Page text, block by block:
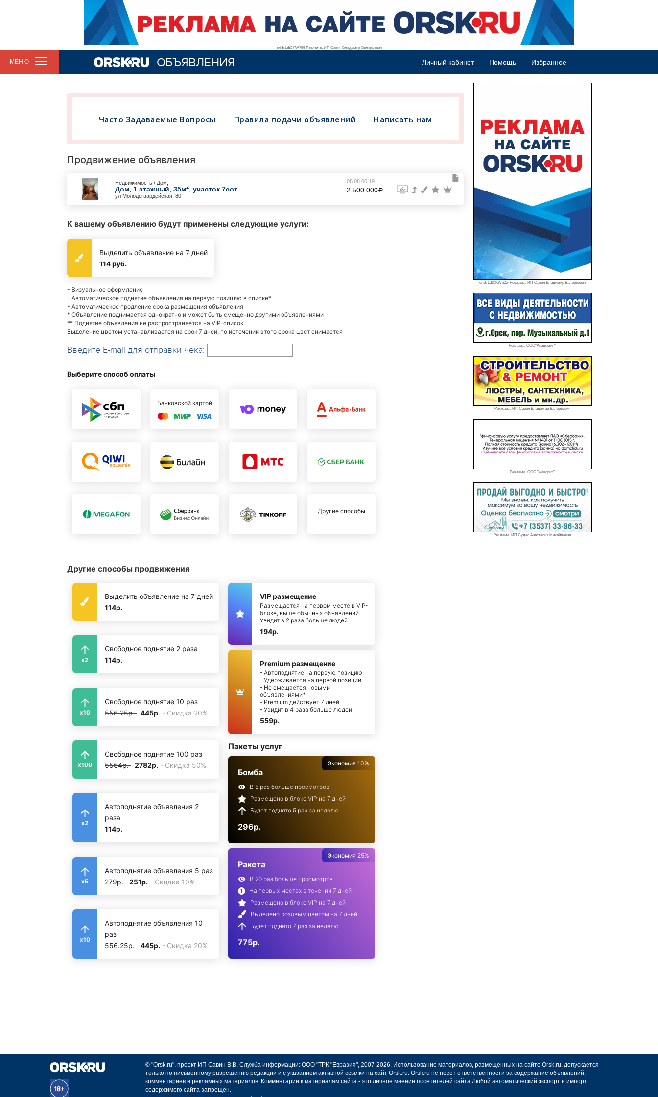
erid: LdtCKW755 Реклама. ИП Савин Владимир Валерьевич
МЕНЮ ОБЪЯВЛЕНИЯ Личный кабинет Помощь Избранное
erid: LdtCKWn2w Реклама. ИП Савин Владимир Валерьевич
Реклама. ООО"Академия"
Реклама. ИП Савин Владимир Валерьевич
Реклама. ООО "Фаворит"
Реклама. ИП Судас Анастасия Михайловна
Часто Задаваемые Вопросы Правила подачи объявлений Написать нам
Продвижение объявления
Недвижимость / Дом,
Дом, 1 этажный, 35м2, участок 7сот.
ул Молодогвардейская, 80
08.08 00:19
2 500 000a
К вашему объявлению будут применены следующие услуги:
Выделить объявление на 7 дней
114 руб.
- Визуальное оформление
- Автоматическое поднятие объявления на первую позицию в списке*
- Автоматическое продление срока размещения объявления
* Объявление поднимается однократно и может быть смещенно другими объявлениями
** Поднятие объявления не распространяется на VIP-список
Выделение цветом устанавливается на срок 7 дней, по истечении этого срока цвет снимается
Введите E-mail для отправки чека:
Выберите способ оплаты
Банковской картой
Другие способы
Другие способы продвижения
Выделить объявление на 7 дней
114р.
x2
Свободное поднятие 2 раза
114р.
x10
Свободное поднятие 10 раз
556.25р. 445р. - Скидка 20%
x100
Свободное поднятие 100 раз
5564р. 2782р. - Скидка 50%
x2
Автоподнятие объявления 2
раза
114р.
x5
Автоподнятие объявления 5 раз
279р. 251р. - Скидка 10%
x10
Автоподнятие объявления 10
раз
556.25р. 445р. - Скидка 20%
VIP размещение
Размещается на первом месте в VIP-
блоке, выше обычных объявлений.
Увидит в 2 раза больше людей
194р.
Premium размещение
- Автоподнятие на первую позицию
- Удерживается на первой позиции
- Не смещается новыми
объявлениями*
- Premium действует 7 дней
- Увидит в 4 раза больше людей
559р.
Пакеты услуг
Экономия 10%
Бомба
В 5 раз больше просмотров
Размещено в блоке VIP на 7 дней
Будет поднято 5 раз за неделю
296р.
Экономия 25%
Ракета
В 20 раз больше просмотров
На первых местах в течении 7 дней
Размещено в блоке VIP на 7 дней
Выделено розовым цветом на 7 дней
Будет поднято 7 раз за неделю
775р.
© "Orsk.ru", проект ИП Савин В.В. Служба информации: ООО "ТРК "Евразия", 2007-2026. Использование материалов, размещенных на сайте Orsk.ru, допускается
только по письменному разрешению редакции и с указанием активной ссылки на сайт Orsk.ru. Orsk.ru не несет ответственности за содержание объявлений,
комментариев и рекламных материалов. Комментарии к материалам сайта - это личное мнение посетителей сайта.Любой автоматический экспорт и импорт
содержимого сайта запрещен.